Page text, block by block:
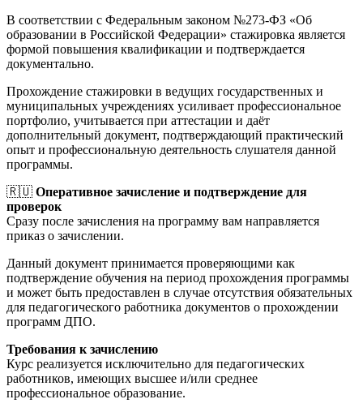
В соответствии с Федеральным законом №273-ФЗ «Об
образовании в Российской Федерации» стажировка является
формой повышения квалификации и подтверждается
документально.
Прохождение стажировки в ведущих государственных и
муниципальных учреждениях усиливает профессиональное
портфолио, учитывается при аттестации и даёт
дополнительный документ, подтверждающий практический
опыт и профессиональную деятельность слушателя данной
программы.
🇷🇺 Оперативное зачисление и подтверждение для
проверок
Сразу после зачисления на программу вам направляется
приказ о зачислении.
Данный документ принимается проверяющими как
подтверждение обучения на период прохождения программы
и может быть предоставлен в случае отсутствия обязательных
для педагогического работника документов о прохождении
программ ДПО.
Требования к зачислению
Курс реализуется исключительно для педагогических
работников, имеющих высшее и/или среднее
профессиональное образование.